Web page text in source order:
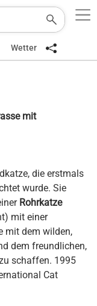
Wetter
mit
die erstmals
wurde. Sie
Rohrkatze
mit einer
mit dem wilden,
dem freundlichen,
schaffen. 1995
Cat